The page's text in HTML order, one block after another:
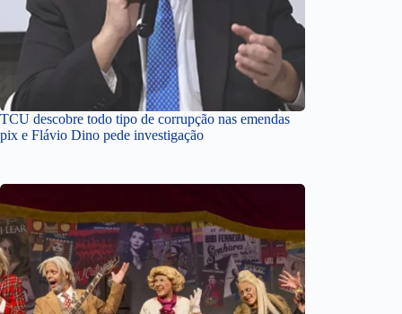
TCU descobre todo tipo de corrupção nas emendas
pix e Flávio Dino pede investigação